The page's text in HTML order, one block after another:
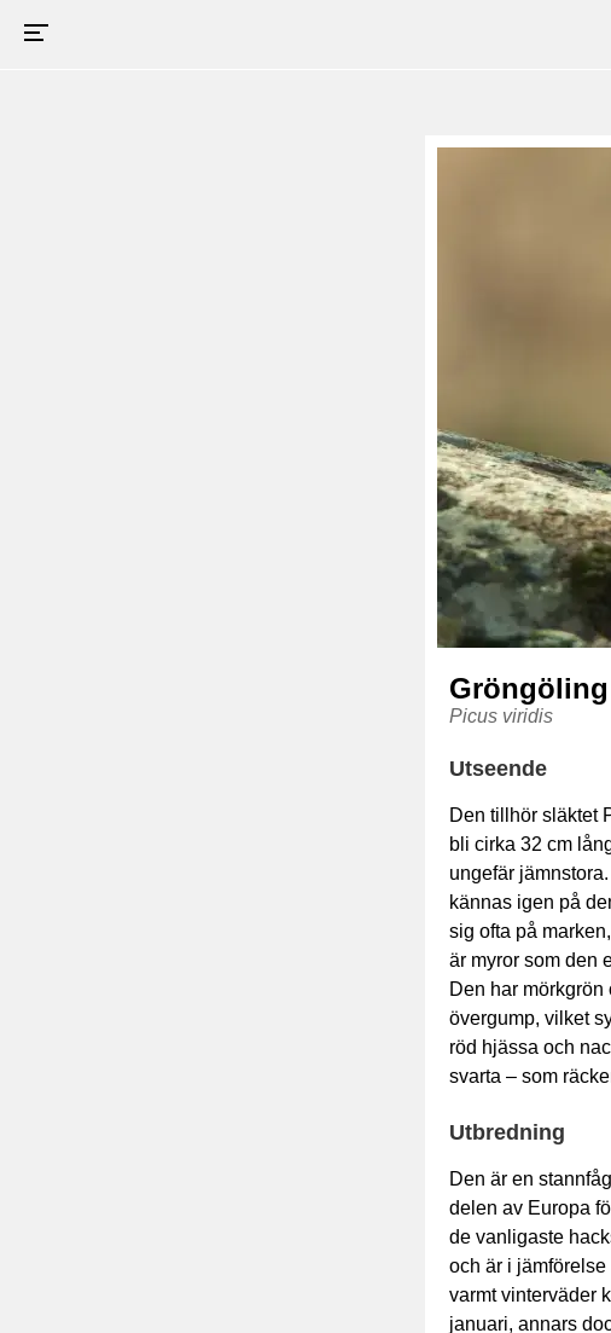
Gröngöling
Picus viridis
Utseende
Den tillhör släktet
bli cirka 32 cm
ungefär
kännas igen på
sig ofta på
är myror som den
Den har
övergump, vilket
röd hjässa och
svarta – som
Utbredning
Den är en
delen av Europa
de vanligaste
och är i jämförelse
varmt vinterväder
januari, annars